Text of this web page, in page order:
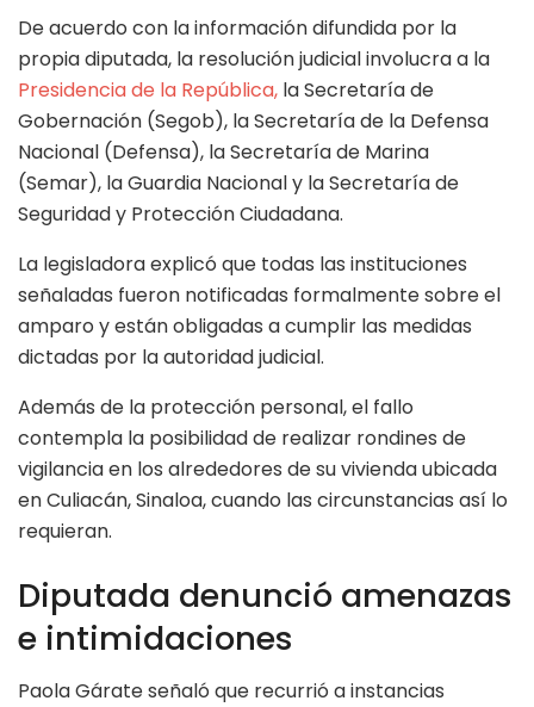
De acuerdo con la información difundida por la
propia diputada, la resolución judicial involucra a la
Presidencia de la República, la Secretaría de
Gobernación (Segob), la Secretaría de la Defensa
Nacional (Defensa), la Secretaría de Marina
(Semar), la Guardia Nacional y la Secretaría de
Seguridad y Protección Ciudadana.
La legisladora explicó que todas las instituciones
señaladas fueron notificadas formalmente sobre el
amparo y están obligadas a cumplir las medidas
dictadas por la autoridad judicial.
Además de la protección personal, el fallo
contempla la posibilidad de realizar rondines de
vigilancia en los alrededores de su vivienda ubicada
en Culiacán, Sinaloa, cuando las circunstancias así lo
requieran.
Diputada denunció amenazas
e intimidaciones
Paola Gárate señaló que recurrió a instancias